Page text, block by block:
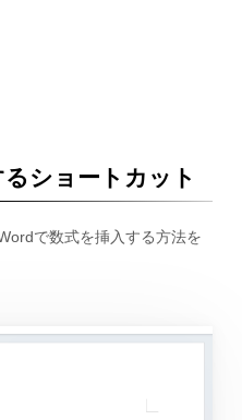
ショートカット
で数式を挿入する方法を